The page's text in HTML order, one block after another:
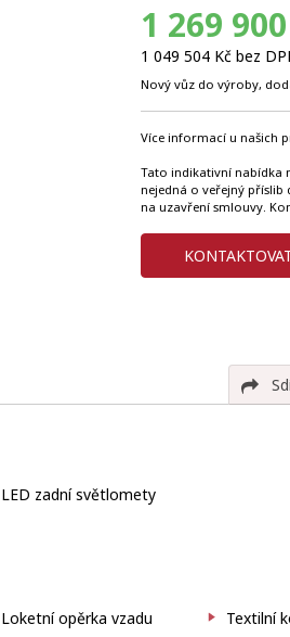
1 269
1 049 504 Kč bez
Nový vůz do výroby,
Více informací u našich
Tato indikativní nabídka
nejedná o veřejný příslib
na uzavření smlouvy.
LED zadní světlomety
Loketní opěrka vzadu
Textilní